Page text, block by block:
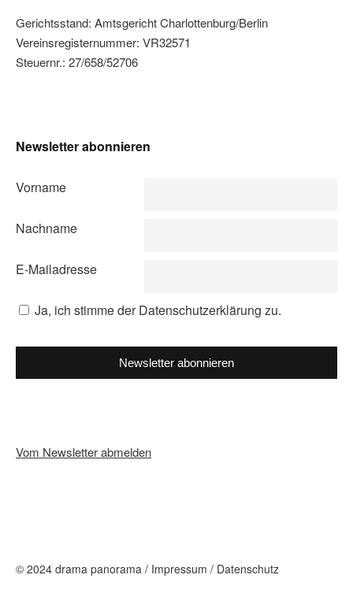
Gerichtsstand: Amtsgericht Charlottenburg/Berlin
Vereinsregisternummer: VR32571
Steuernr.: 27/658/52706
Newsletter abonnieren
Vorname
Nachname
E-Mailadresse
Ja, ich stimme der Datenschutzerklärung zu.
Newsletter abonnieren
Vom Newsletter abmelden
© 2024 drama panorama / Impressum / Datenschutz